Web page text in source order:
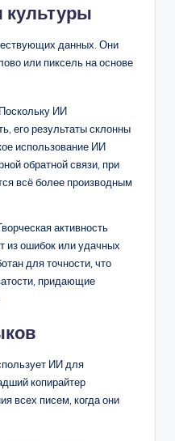
культуры
данных. Они
или пиксель на основе
Поскольку ИИ
его результаты склонны
использование ИИ
обратной связи, при
всё более производным
активность
из ошибок или удачных
для точности, что
придающие
ИИ для
копирайтер
всех писем, когда они